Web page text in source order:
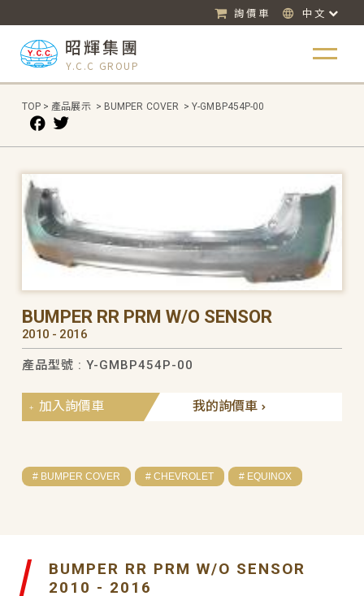
詢價車 中文
昭輝集團
Y.C.C GROUP
TOP > 產品展示 > BUMPER COVER > Y-GMBP454P-00
BUMPER RR PRM W/O SENSOR
2010 - 2016
產品型號 : Y-GMBP454P-00
我的詢價車
加入詢價車
# BUMPER COVER # CHEVROLET # EQUINOX
BUMPER RR PRM W/O SENSOR
2010 - 2016